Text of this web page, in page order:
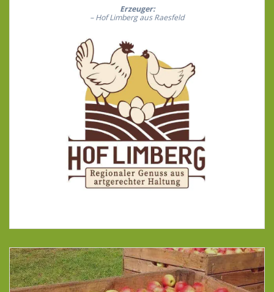
Erzeuger:
– Hof Limberg aus Raesfeld